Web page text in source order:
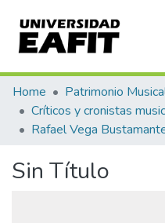
Communities & Collections
All of DSpace
Home Patrimonio
Rafael Vega
Sin Título